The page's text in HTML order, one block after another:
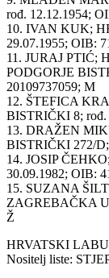
rođ. 12.12.1954;
10. IVAN KUK;
29.07.1955; OIB:
11. JURAJ PTIĆ;
PODGORJE
20109737059; M
12. ŠTEFICA
BISTRIČKI 8; rođ.
13. DRAŽEN
BISTRIČKI 272/
14. JOSIP
30.09.1982; OIB:
15. SUZANA
ZAGREBAČKA
Ž
HRVATSKI
Nositelj liste: